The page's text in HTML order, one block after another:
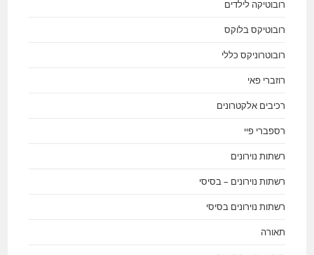
רובוטיקה לילדים
רובוטיקס בלוקס
רובוטרוניקס כללי
רוזברי פאי
רכיבים אלקטרונים
רספברי פיי
רשתות נוירונים
רשתות נוירונים – בסיסי
רשתות נוירונים בסיסי
תאורה